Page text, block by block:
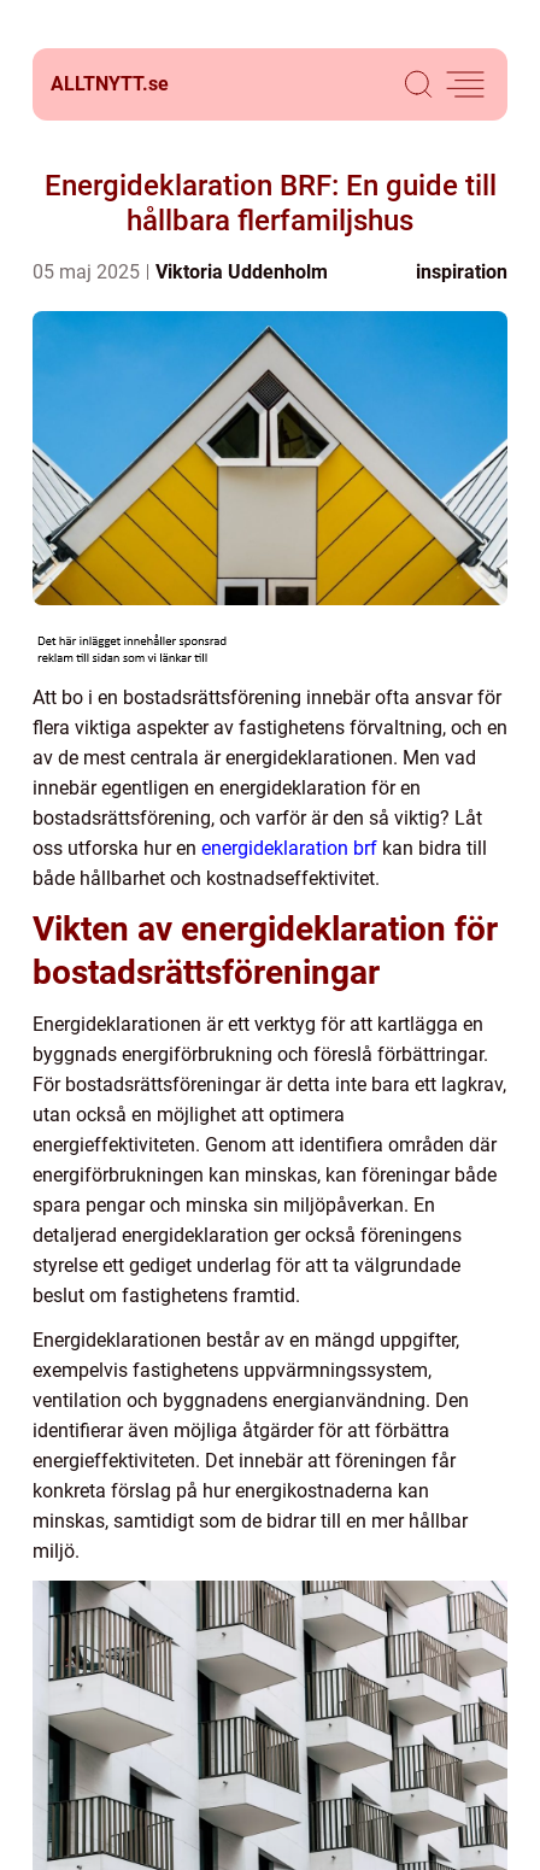
ALLTNYTT.se
Energideklaration BRF: En guide till
hållbara flerfamiljshus
05 maj 2025 Viktoria Uddenholm inspiration
Att bo i en bostadsrättsförening innebär ofta ansvar för
flera viktiga aspekter av fastighetens förvaltning, och en
av de mest centrala är energideklarationen. Men vad
innebär egentligen en energideklaration för en
bostadsrättsförening, och varför är den så viktig? Låt
oss utforska hur en energideklaration brf kan bidra till
både hållbarhet och kostnadseffektivitet.
Vikten av energideklaration för
bostadsrättsföreningar
Energideklarationen är ett verktyg för att kartlägga en
byggnads energiförbrukning och föreslå förbättringar.
För bostadsrättsföreningar är detta inte bara ett lagkrav,
utan också en möjlighet att optimera
energieffektiviteten. Genom att identifiera områden där
energiförbrukningen kan minskas, kan föreningar både
spara pengar och minska sin miljöpåverkan. En
detaljerad energideklaration ger också föreningens
styrelse ett gediget underlag för att ta välgrundade
beslut om fastighetens framtid.
Energideklarationen består av en mängd uppgifter,
exempelvis fastighetens uppvärmningssystem,
ventilation och byggnadens energianvändning. Den
identifierar även möjliga åtgärder för att förbättra
energieffektiviteten. Det innebär att föreningen får
konkreta förslag på hur energikostnaderna kan
minskas, samtidigt som de bidrar till en mer hållbar
miljö.